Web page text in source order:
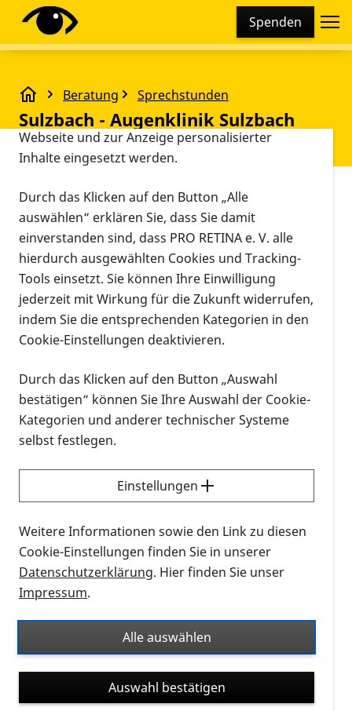
Spenden
Beratung Sprechstunden
Sulzbach - Augenklinik Sulzbach an der Saar
Sulzbach - Augenklinik Sulzbach
an der Saar
Vorlesen
Sulzbach- PRO RETINA Sprechstunde an der
Augenklinik Sulzbach
Wann?
jeden ersten Mittwoch im Monat von 10-17 h
Um zu diesen Sprechstunden einen Termin zu
vereinbaren folgende Nummer anrufen: 0 68 97 57
Die Termine können ebenfalls unter
www.augenklinik-sulzbach.deeingesehen werden.
Telefon-Sprechstunden jeden ersten Dienstag im
Monat von 16 bis 19 Uhr sowie nach Vereinbarung
Tel. 0 65 01 60 83 64
Wo?
Augenklinik Sulzbach Knappschaftsklinikum Saar
GmbH An der Klinik 10, 66280 Sulzbach
Weitere Infos bei
Marion Palm-Stalp
E-Mail: marion.palm-stalp@pro-retina.de
(0 65 01) 60 83 64
Diese Webseite setzt verschiedene Cookies und
Tracking-Tools ein. Dies beinhaltet Cookies und
technisch notwendig sind, die zu statistischen
Zwecken sowie zur besseren Bedienbarkeit der
Webseite und zur Anzeige personalisierter
Inhalte eingesetzt werden.
Durch das Klicken auf den Button „Alle
auswählen“ erklären Sie, dass Sie damit
einverstanden sind, dass PRO RETINA e. V. alle
hierdurch ausgewählten Cookies und Tracking-
Tools einsetzt. Sie können Ihre Einwilligung
jederzeit mit Wirkung für die Zukunft widerrufen,
indem Sie die entsprechenden Kategorien in den
Cookie-Einstellungen deaktivieren.
Durch das Klicken auf den Button „Auswahl
bestätigen“ können Sie Ihre Auswahl der Cookie-
Kategorien und anderer technischer Systeme
selbst festlegen.
Einstellungen
Weitere Informationen sowie den Link zu diesen
Cookie-Einstellungen finden Sie in unserer
Datenschutzerklärung. Hier finden Sie unser
Impressum.
Alle auswählen
Auswahl bestätigen